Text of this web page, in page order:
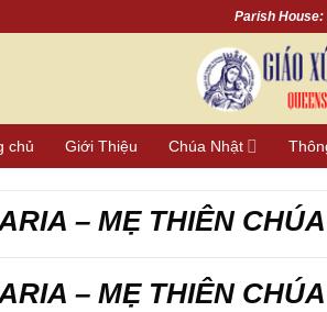
Parish House:
chủ Giới Thiệu Chúa Nhật
– MẸ THIÊN CHÚA
– MẸ THIÊN CHÚA